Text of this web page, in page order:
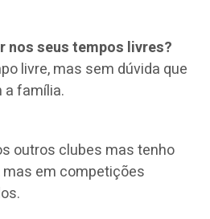
nos seus tempos livres?
livre, mas sem dúvida que
a família.
outros clubes mas tenho
mas em competições